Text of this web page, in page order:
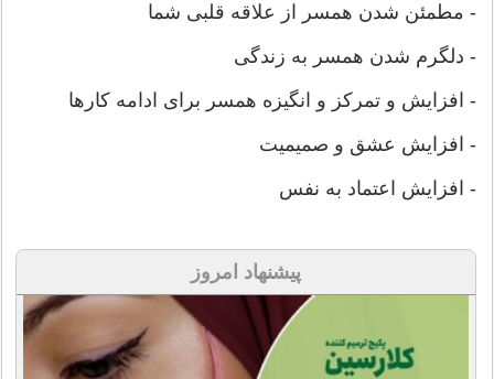
- مطمئن شدن همسر از علاقه قلبی شما
- دلگرم شدن همسر به زندگی
- افزایش و تمرکز و انگیزه همسر برای ادامه کارها
- افزایش عشق و صمیمیت
- افزایش اعتماد به نفس
پیشنهاد امروز